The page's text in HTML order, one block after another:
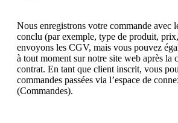
Nous enregistrons votre commande avec
conclu (par exemple, type de produit,
envoyons les CGV, mais vous pouvez
à tout moment sur notre site web après la
contrat. En tant que client inscrit, vous
commandes passées via l’espace de
(Commandes).